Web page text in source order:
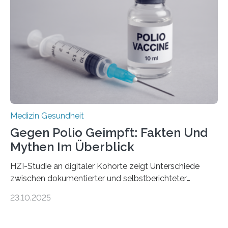
Gewebe verschonen. Forschende um Daniel Merk vom
Hertie-Institut für klinische Hirnforschung am
Universitätsklinikum Tübingen haben eine solche
Schwachstelle im Erbgut einer Untergruppe des
Medulloblastoms gefunden. Die Wilhelm Sander-
Stiftung unterstützte das Projekt…
Medizin Gesundheit
Gegen Polio Geimpft: Fakten Und
Mythen Im Überblick
HZI-Studie an digitaler Kohorte zeigt Unterschiede
zwischen dokumentierter und selbstberichteter
Kinderlähmung, ist eine ansteckende Krankheit, die
23.10.2025